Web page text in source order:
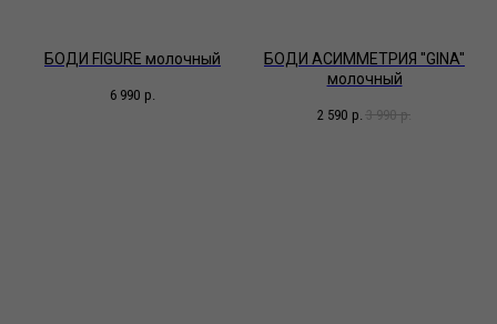
БОДИ FIGURE молочный
6 990 р.
БОДИ АСИММЕТРИЯ ''GINA''
молочный
2 590 р. 3 990 р.